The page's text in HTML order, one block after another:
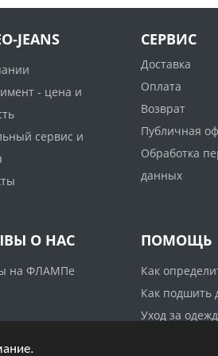
JEANS
- цена и
сервис и
СЕРВИС
Доставка
Оплата
Возврат
Публичная
Обработка
данных
О НАС
на ФЛАМПе
ПОМОЩЬ
Как
Как подшить
Уход за